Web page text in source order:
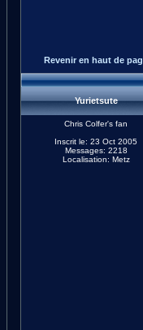
Revenir en haut de
Yurietsute
Chris Colfer's fan
Inscrit le: 23 Oct 2005
Messages: 2218
Localisation: Metz